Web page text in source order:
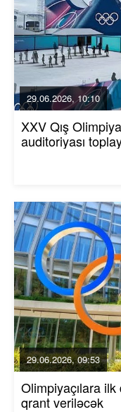
29.06.2026, 10:10
XXV Qış
auditoriyası
29.06.2026, 09:53
Olimpiyaçılara
qrant veriləcək